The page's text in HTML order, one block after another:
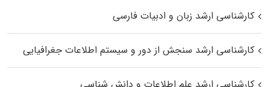
کارشناسی ارشد زبان و ادبیات فارسی
کارشناسی ارشد سنجش از دور و سیستم اطلاعات جغرافیایی